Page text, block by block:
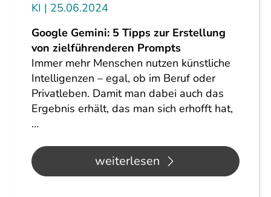
KI
25.06.2024
Google Gemini: 5 Tipps zur Erstellung
von zielführenderen Prompts
Immer mehr Menschen nutzen künstliche
Intelligenzen – egal, ob im Beruf oder
Privatleben. Damit man dabei auch das
Ergebnis erhält, das man sich erhofft hat,
…
weiterlesen